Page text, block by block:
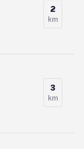
2
km
3
km